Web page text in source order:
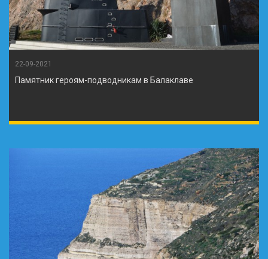
22-09-2021
Памятник героям-подводникам в Балаклаве